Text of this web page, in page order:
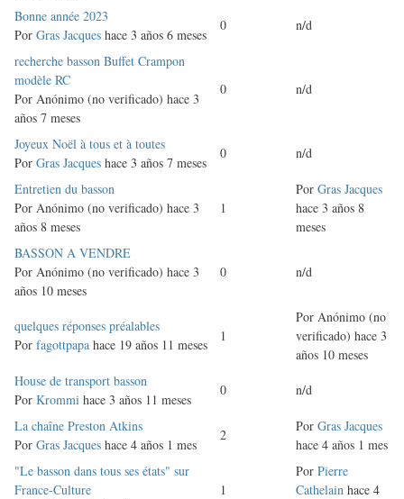
Discusión
normal
Bonne année 2023
Por Gras Jacques hace 3 años 6 meses
0 n/d
Discusión
normal
recherche basson Buffet Crampon
modèle RC
Por Anónimo (no verificado) hace 3
años 7 meses
0 n/d
Discusión
normal
Joyeux Noël à tous et à toutes
Por Gras Jacques hace 3 años 7 meses
0 n/d
Discusión
normal
Entretien du basson
Por Anónimo (no verificado) hace 3
años 8 meses
1
Por Gras Jacques
hace 3 años 8
meses
Discusión
normal
BASSON A VENDRE
Por Anónimo (no verificado) hace 3
años 10 meses
0 n/d
Discusión
normal
quelques réponses préalables
Por fagottpapa hace 19 años 11 meses
1
Por Anónimo (no
verificado) hace 3
años 10 meses
Discusión
normal
House de transport basson
Por Krommi hace 3 años 11 meses
0 n/d
Discusión
normal
La chaîne Preston Atkins
Por Gras Jacques hace 4 años 1 mes
2
Por Gras Jacques
hace 4 años 1 mes
Discusión
normal
"Le basson dans tous ses états" sur
France-Culture
1
Por Pierre
Cathelain hace 4